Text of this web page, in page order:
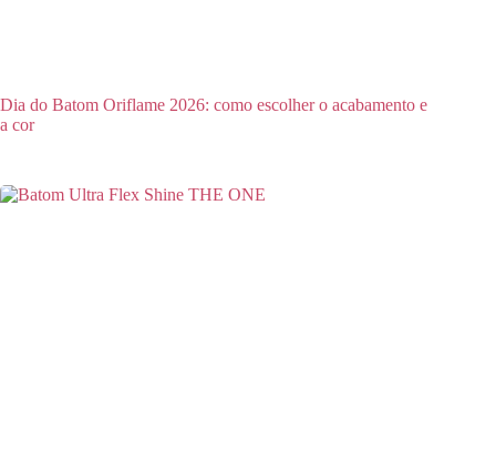
Dia do Batom Oriflame 2026: como escolher o acabamento e
a cor